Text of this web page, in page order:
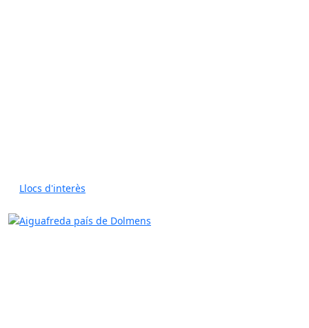
Llocs d'interès